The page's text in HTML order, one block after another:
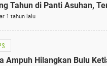
Tahun di Panti Asuhan,
dengan Kaftan Cokelat
1 tahun lalu
Ampuh Hilangkan Bulu